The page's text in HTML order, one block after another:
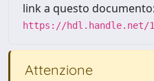
link a questo documento:
https://hdl.handle.net/
Attenzione